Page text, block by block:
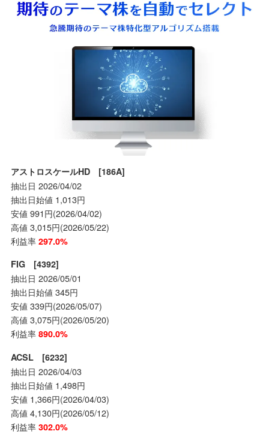
アストロスケールHD [186A]
抽出日 2026/04/02
抽出日始値 1,013円
安値 991円(2026/04/02)
高値 3,015円(2026/05/22)
利益率 297.0%
FIG [4392]
抽出日 2026/05/01
抽出日始値 345円
安値 339円(2026/05/07)
高値 3,075円(2026/05/20)
利益率 890.0%
ACSL [6232]
抽出日 2026/04/03
抽出日始値 1,498円
安値 1,366円(2026/04/03)
高値 4,130円(2026/05/12)
利益率 302.0%